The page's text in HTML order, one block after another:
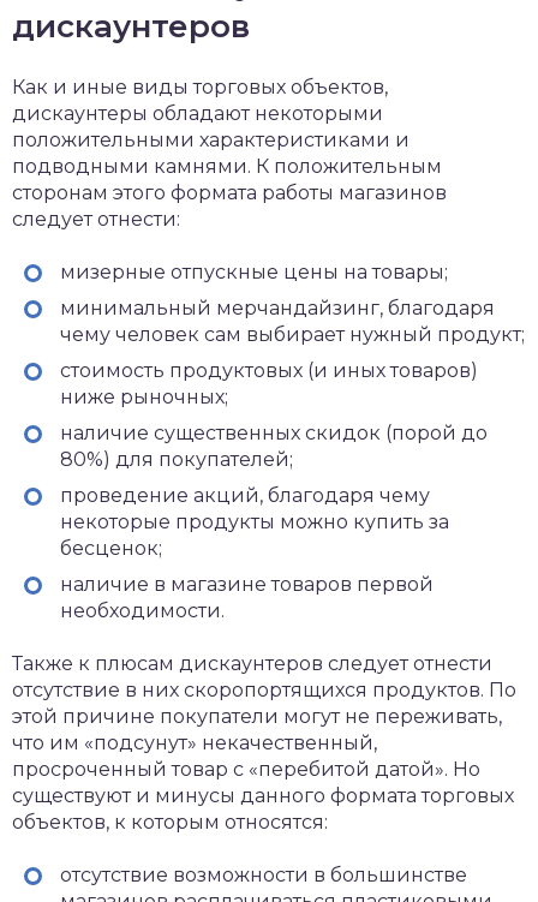
дискаунтеров
Как и иные виды торговых объектов,
дискаунтеры обладают некоторыми
положительными характеристиками и
подводными камнями. К положительным
сторонам этого формата работы магазинов
следует отнести:
мизерные отпускные цены на товары;
минимальный мерчандайзинг, благодаря
чему человек сам выбирает нужный продукт;
стоимость продуктовых (и иных товаров)
ниже рыночных;
наличие существенных скидок (порой до
80%) для покупателей;
проведение акций, благодаря чему
некоторые продукты можно купить за
бесценок;
наличие в магазине товаров первой
необходимости.
Также к плюсам дискаунтеров следует отнести
отсутствие в них скоропортящихся продуктов. По
этой причине покупатели могут не переживать,
что им «подсунут» некачественный,
просроченный товар с «перебитой датой». Но
существуют и минусы данного формата торговых
объектов, к которым относятся:
отсутствие возможности в большинстве